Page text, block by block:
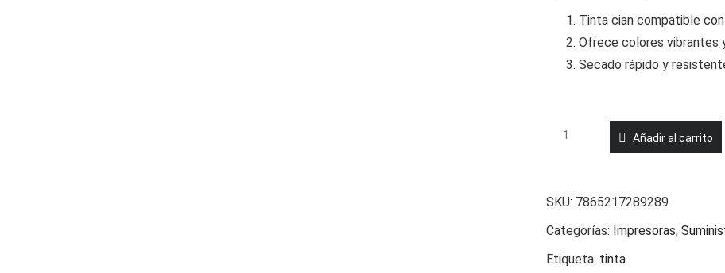
Tinta cian compatible
Ofrece colores vibrantes
Secado rápido y
TINTA
L8180
Ink
Añadir al carrito
SKU: 7865217289289
Categorías: Impresoras,
Etiqueta: tinta